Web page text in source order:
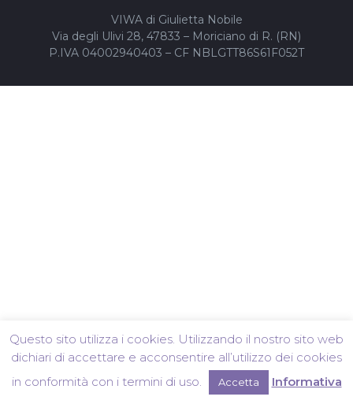
VIWA di Giulietta Nobile
Via degli Ulivi 28, 47833 – Moriciano di R. (RN)
P.IVA 04002940403 – CF NBLGTT86S61F052T
Questo sito utilizza i cookies. Utilizzando il nostro sito web
dichiari di accettare e acconsentire all’utilizzo dei cookies
in conformità con i termini di uso.
Accetta Informativa